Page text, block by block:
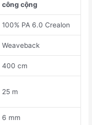
công cộng
100% PA 6.0 Crealon
Weaveback
400 cm
25 m
6 mm